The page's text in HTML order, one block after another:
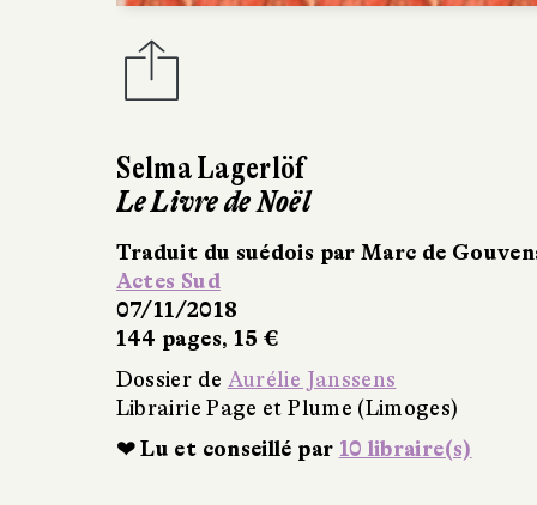
Selma Lagerlöf
Le Merveilleux Voyage de Nils
Illustrateur(s) :
Traduit du suédois par Marc de
Actes Sud
07/11/2018
634 pages, 23 €
Dossier deAurélie Janssens